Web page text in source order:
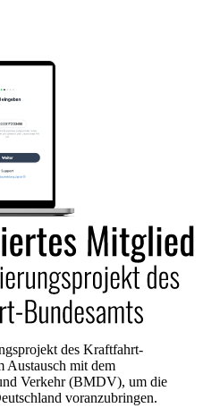
des Kraftfahrt-
Austausch mit dem
Verkehr (BMDV), um die
voranzubringen.